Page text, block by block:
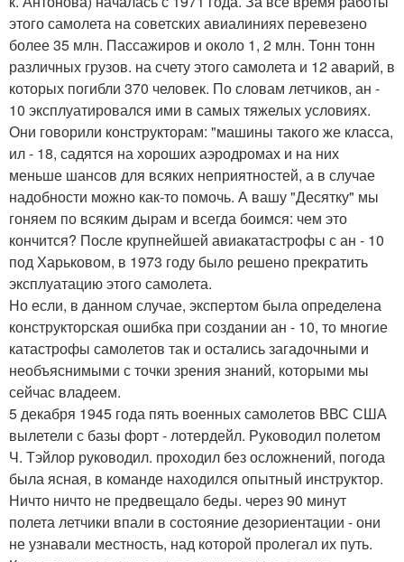
этого самолета на советских авиалиниях перевезено
более 35 млн. Пассажиров и около 1, 2 млн. Тонн тонн
различных грузов. на счету этого самолета и 12 аварий, в
которых погибли 370 человек. По словам летчиков, ан -
10 эксплуатировался ими в самых тяжелых условиях.
Они говорили конструкторам: "машины такого же класса,
ил - 18, садятся на хороших аэродромах и на них
меньше шансов для всяких неприятностей, а в случае
надобности можно как-то помочь. А вашу "Десятку" мы
гоняем по всяким дырам и всегда боимся: чем это
кончится? После крупнейшей авиакатастрофы с ан - 10
под Харьковом, в 1973 году было решено прекратить
эксплуатацию этого самолета.
Но если, в данном случае, экспертом была определена
конструкторская ошибка при создании ан - 10, то многие
катастрофы самолетов так и остались загадочными и
необъяснимыми с точки зрения знаний, которыми мы
сейчас владеем.
5 декабря 1945 года пять военных самолетов ВВС США
вылетели с базы форт - лотердейл. Руководил полетом
Ч. Тэйлор руководил. проходил без осложнений, погода
была ясная, в команде находился опытный инструктор.
Ничто ничто не предвещало беды. через 90 минут
полета летчики впали в состояние дезориентации - они
не узнавали местность, над которой пролегал их путь.